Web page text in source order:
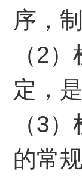
序，
（2
定，
（3
的常